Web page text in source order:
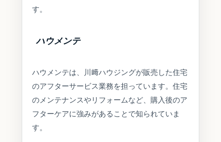
す。
ハウメンテ
ハウメンテは、川﨑ハウジングが販売した住宅
のアフターサービス業務を担っています。住宅
のメンテナンスやリフォームなど、購入後のア
フターケアに強みがあることで知られていま
す。